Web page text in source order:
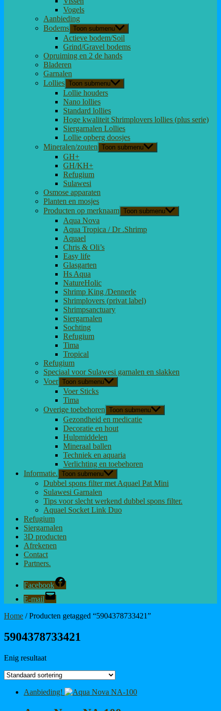
Vogels
Aanbieding
Bodems Toon submenu
Actieve bodem/Soil
Grind/Gravel bodems
Opruiming en 2 de hands
Bladeren
Garnalen
Lollies Toon submenu
Lollie houders
Nano lollies
Standard lollies
Hoge kwaliteit Shrimplovers lollies (plus serie)
Siergarnalen Lollies
Lollie opberg doosjes
Mineralen/zouten Toon submenu
GH+
GH/KH+
Refugium
Sulawesi
Osmose apparaten
Planten en mosjes
Producten op merknaam Toon submenu
Aqua Nova
Aqua Tropica / Dr .Shrimp
Aquael
Chris & Oli’s
Easy life
Glasgarten
Hs Aqua
NatureHolic
Shrimp King /Dennerle
Shrimplovers (privat label)
Shrimpsanctuary
Siergarnalen
Sochting
Refugium
Tima
Tropical
Refugium
Speciaal voor Sulawesi garnalen en slakken
Voer Toon submenu
Voer Sticks
Tima
Overige toebehoren Toon submenu
Gezondheid en medicatie
Decoratie en hout
Hulpmiddelen
Mineraal ballen
Techniek en aquaria
Verlichting en toebehoren
Informatie. Toon submenu
Dubbel spons filter met Aquael Pat Mini
Sulawesi Garnalen
Tips voor slecht werkend dubbel spons filter.
Aquael Socket Link Duo
Refugium
Siergarnalen
3D producten
Afrekenen
Contact
Partners.
Facebook
E-mail
Home / Producten getagged “5904378733421”
5904378733421
Enig resultaat
Aanbieding!